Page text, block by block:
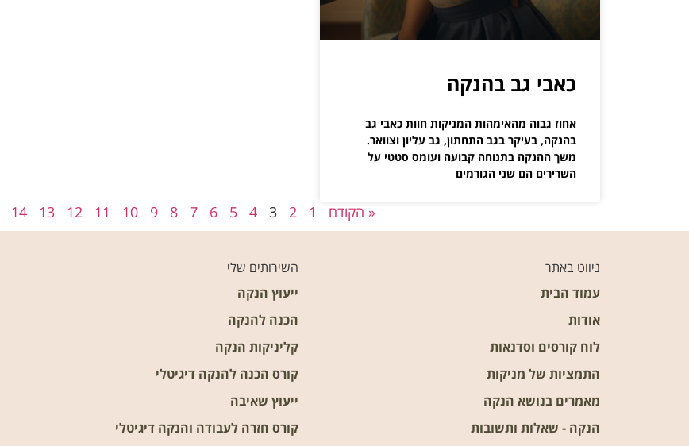
כאבי גב בהנקה
אחוז גבוה מהאימהות המניקות חוות כאבי גב
בהנקה, בעיקר בגב התחתון, גב עליון וצוואר.
משך ההנקה בתנוחה קבועה ועומס סטטי על
השרירים הם שני הגורמים
« הקודם 1
2
3
4
5
6
7
8
9
10
11
12
13
14
ניווט באתר
עמוד הבית
אודות
לוח קורסים וסדנאות
התמציות של מניקות
מאמרים בנושא הנקה
הנקה - שאלות ותשובות
השירותים שלי
ייעוץ הנקה
הכנה להנקה
קליניקות הנקה
קורס הכנה להנקה דיגיטלי
ייעוץ שאיבה
קורס חזרה לעבודה והנקה דיגיטלי